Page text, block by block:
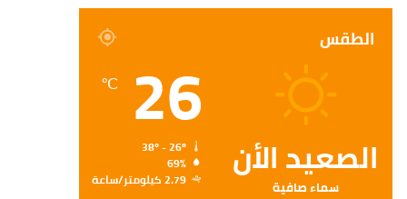
الطقس
الصعيد الأن
سماء صافية
26
℃
69%
2.79 كيلومتر/ساعة